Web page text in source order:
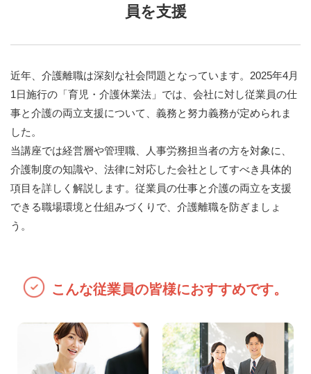
員を支援
近年、介護離職は深刻な社会問題となっています。2025年4月
1日施行の「育児・介護休業法」では、会社に対し従業員の仕
事と介護の両立支援について、義務と努力義務が定められま
した。
当講座では経営層や管理職、人事労務担当者の方を対象に、
介護制度の知識や、法律に対応した会社としてすべき具体的
項目を詳しく解説します。従業員の仕事と介護の両立を支援
できる職場環境と仕組みづくりで、介護離職を防ぎましょ
う。
こんな従業員の皆様におすすめです。